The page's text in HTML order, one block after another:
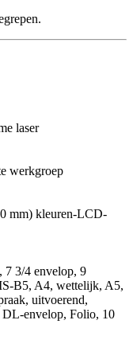
laser
werkgroep
mm) kleuren-LCD-
3/4 envelop, 9
B5, A4, wettelijk, A5,
uitvoerend,
DL-envelop, Folio, 10